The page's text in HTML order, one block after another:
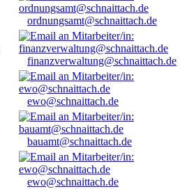
ordnungsamt@schnaittach.de
finanzverwaltung@schnaittach.de
ewo@schnaittach.de
bauamt@schnaittach.de
ewo@schnaittach.de